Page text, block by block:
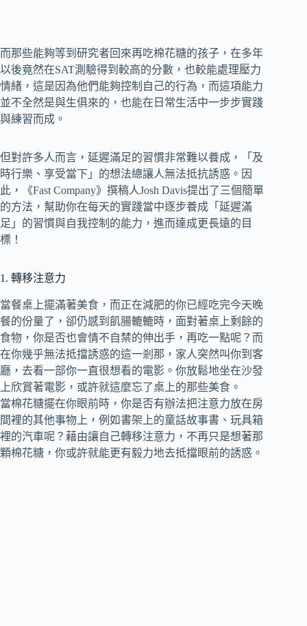
而那些能夠等到研究者回來再吃棉花糖的孩子，在多年
以後竟然在SAT測驗得到較高的分數，也較能處理壓力
情緒，這是因為他們能夠控制自己的行為，而這項能力
並不全然是與生俱來的，也能在日常生活中一步步實踐
與練習而成。
但對許多人而言，延遲滿足的習慣非常難以養成，「及
時行樂、享受當下」的想法總讓人無法抵抗誘惑。因
此，《Fast Company》撰稿人Josh Davis提出了三個簡單
的方法，幫助你在每天的實踐當中逐步養成「延遲滿
足」的習慣與自我控制的能力，進而達成更長遠的目
標！
1. 轉移注意力
當餐桌上擺滿著美食，而正在減肥的你已經吃完今天晚
餐的份量了，卻仍感到飢腸轆轆時，面對著桌上剩餘的
食物，你是否也會情不自禁的伸出手，再吃一點呢？而
在你幾乎無法抵擋誘惑的這一剎那，家人突然叫你到客
廳，去看一部你一直很想看的電影。你放鬆地坐在沙發
上欣賞著電影，或許就這麼忘了桌上的那些美食。
當棉花糖擺在你眼前時，你是否有辦法把注意力放在房
間裡的其他事物上，例如書架上的童話故事書、玩具箱
裡的汽車呢？藉由讓自己轉移注意力，不再只是想著那
顆棉花糖，你或許就能更有毅力地去抵擋眼前的誘惑。